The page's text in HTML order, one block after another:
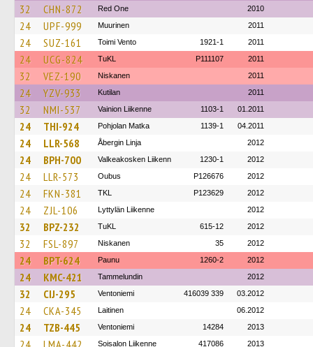
32 CHN-872 Red One 2010
24 UPF-999 Muurinen 2011
24 SUZ-161 Toimi Vento 1921-1 2011
24 UCG-824 TuKL P111107 2011
32 VEZ-190 Niskanen 2011
24 YZV-933 Kutilan 2011
32 NMI-537 Vainion Liikenne 1103-1 01.2011
24 THI-924 Pohjolan Matka 1139-1 04.2011
24 LLR-568 Åbergin Linja 2012
24 BPH-700 Valkeakosken Liikenn 1230-1 2012
24 LLR-573 Oubus P126676 2012
24 FKN-381 TKL P123629 2012
24 ZJL-106 Lyttylän Liikenne 2012
32 BPZ-232 TuKL 615-12 2012
32 FSL-897 Niskanen 35 2012
24 BPT-624 Paunu 1260-2 2012
24 KMC-421 Tammelundin 2012
32 CIJ-295 Ventoniemi 416039 339 03.2012
24 CKA-345 Laitinen 06.2012
24 TZB-445 Ventoniemi 14284 2013
24 LMA-442 Soisalon Liikenne 417086 2013